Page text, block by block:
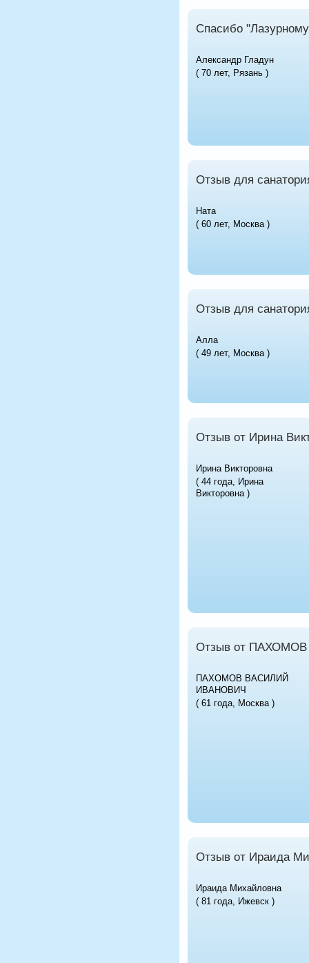
Спасибо
Александр Гладун
( 70 лет, Рязань )
Отзыв для
Ната
( 60 лет, Москва )
Отзыв для
Алла
( 49 лет, Москва )
Отзыв от Ирина
Ирина Викторовна
( 44 года, Ирина
Викторовна )
Отзыв от
ПАХОМОВ ВАСИЛИЙ
ИВАНОВИЧ
( 61 года, Москва )
Отзыв от Ираида
Ираида Михайловна
( 81 года, Ижевск )